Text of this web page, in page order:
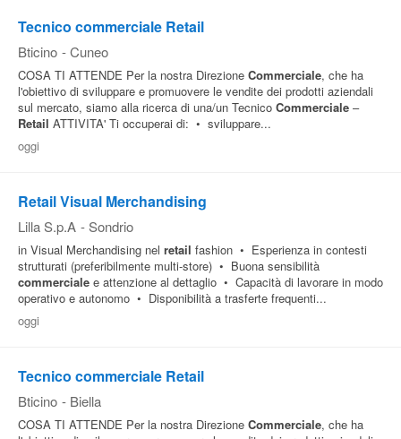
Blog
Offerte
Area
Aziende
Tecnico commerciale Retail
Bticino - Cuneo
COSA TI ATTENDE Per la nostra Direzione Commerciale, che ha
l'obiettivo di sviluppare e promuovere le vendite dei prodotti aziendali
sul mercato, siamo alla ricerca di una/un Tecnico Commerciale –
Retail ATTIVITA' Ti occuperai di: • sviluppare...
oggi
Retail Visual Merchandising
Lilla S.p.A - Sondrio
in Visual Merchandising nel retail fashion • Esperienza in contesti
strutturati (preferibilmente multi-store) • Buona sensibilità
commerciale e attenzione al dettaglio • Capacità di lavorare in modo
operativo e autonomo • Disponibilità a trasferte frequenti...
oggi
Tecnico commerciale Retail
Bticino - Biella
COSA TI ATTENDE Per la nostra Direzione Commerciale, che ha